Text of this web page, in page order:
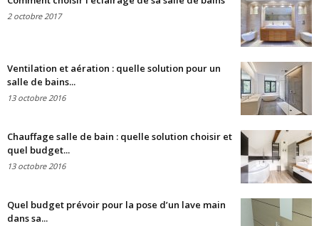
2 octobre 2017
Ventilation et aération : quelle solution pour un
salle de bains...
13 octobre 2016
Chauffage salle de bain : quelle solution choisir et
quel budget...
13 octobre 2016
Quel budget prévoir pour la pose d’un lave main
dans sa...